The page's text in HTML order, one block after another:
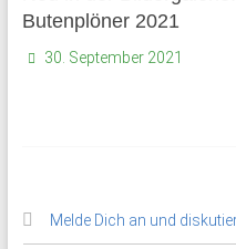
Butenplöner 2021
30. September 2021
Melde Dich an und